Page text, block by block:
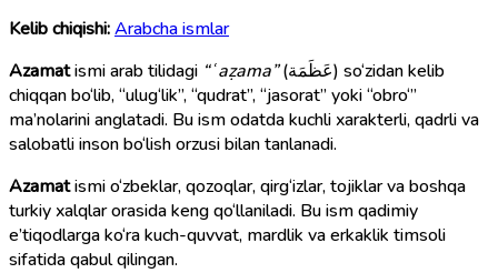
Kelib chiqishi:Arabcha ismlar
Azamatismi arab tilidagi “ʿaẓama”(عَظَمَة) so‘zidan kelib
chiqqan bo‘lib, “ulug‘lik”, “qudrat”, “jasorat” yoki “obro‘”
ma’nolarini anglatadi. Bu ism odatda kuchli xarakterli, qadrli va
salobatli inson bo‘lish orzusi bilan tanlanadi.
Azamatismi o‘zbeklar, qozoqlar, qirg‘izlar, tojiklar va boshqa
turkiy xalqlar orasida keng qo‘llaniladi. Bu ism qadimiy
e’tiqodlarga ko‘ra kuch-quvvat, mardlik va erkaklik timsoli
sifatida qabul qilingan.